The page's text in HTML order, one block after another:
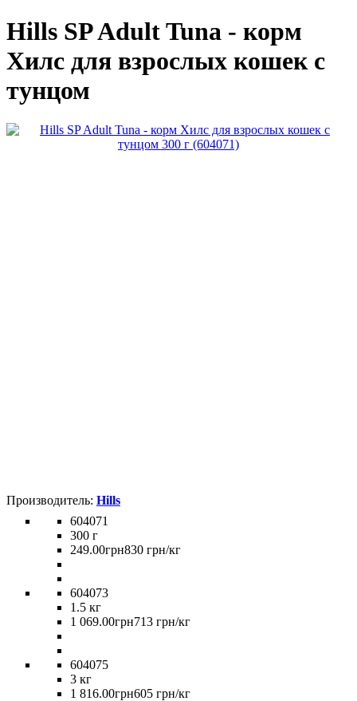
Hills SP Adult Tuna - корм
Хилс для взрослых кошек с
тунцом
Hills
604071
300 г
249.00грн830 грн/кг
604073
1.5 кг
1 069.00грн713 грн/кг
604075
3 кг
1 816.00грн605 грн/кг